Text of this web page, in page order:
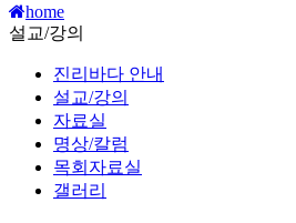
home
설교/강의
진리바다 안내
설교/강의
자료실
명상/칼럼
목회자료실
갤러리